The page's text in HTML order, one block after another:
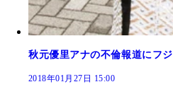
秋元優里アナの不倫報道にフ
2018年01月27日 15:00